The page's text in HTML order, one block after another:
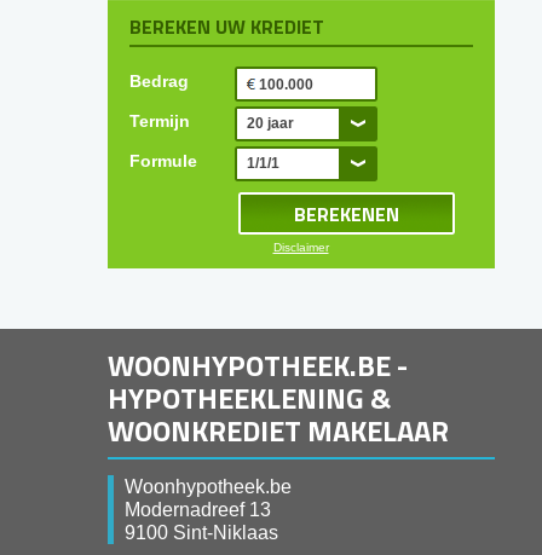
BEREKEN UW KREDIET
Bedrag
Termijn 20 jaar
Formule 1/1/1
Disclaimer
WOONHYPOTHEEK.BE -
HYPOTHEEKLENING &
WOONKREDIET MAKELAAR
Woonhypotheek.be
Modernadreef 13
9100 Sint-Niklaas